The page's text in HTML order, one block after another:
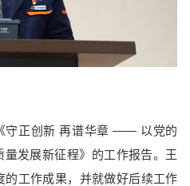
守正创新 再谱华章 —— 以党的
发展新征程》的工作报告。王
的工作成果，并就做好后续工作